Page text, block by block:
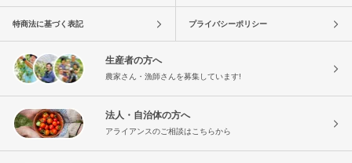
特商法に基づく表記 プライバシーポリシー
生産者の方へ
農家さん・漁師さんを募集しています!
法人・自治体の方へ
アライアンスのご相談はこちらから